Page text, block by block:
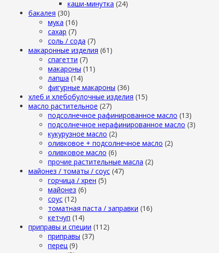
каши-минутка (24)
бакалея (30)
мука (16)
сахар (7)
cоль / cода (7)
макаронные изделия (61)
cпагетти (7)
макароны (11)
лапша (14)
фигурные макароны (36)
хлеб и хлебобулочные изделия (15)
масло растительное (27)
подсолнечное рафинированное масло (13)
подсолнечное нерафинированное масло (3)
кукурузное масло (2)
оливковое + подсолнечное масло (2)
оливковое масло (6)
прочие растительные масла (2)
майонез / томаты / соус (47)
горчица / хрен (5)
майонез (6)
соус (12)
томатная паста / заправки (16)
кетчуп (14)
приправы и специи (112)
приправы (37)
перец (9)